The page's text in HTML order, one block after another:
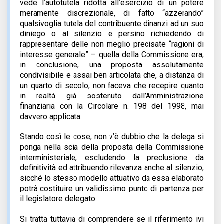
vede l’autotutela ridotta all’esercizio di un potere
meramente discrezionale, di fatto “azzerando”
qualsivoglia tutela del contribuente dinanzi ad un suo
diniego o al silenzio e persino richiedendo di
rappresentare delle non meglio precisate “ragioni di
interesse generale” – quella della Commissione era,
in conclusione, una proposta assolutamente
condivisibile e assai ben articolata che, a distanza di
un quarto di secolo, non faceva che recepire quanto
in realtà già sostenuto dall’Amministrazione
finanziaria con la Circolare n. 198 del 1998, mai
davvero applicata.
Stando così le cose, non v’è dubbio che la delega si
ponga nella scia della proposta della Commissione
interministeriale, escludendo la preclusione da
definitività ed attribuendo rilevanza anche al silenzio,
sicché lo stesso modello attuativo da essa elaborato
potrà costituire un validissimo punto di partenza per
il legislatore delegato.
Si tratta tuttavia di comprendere se il riferimento ivi